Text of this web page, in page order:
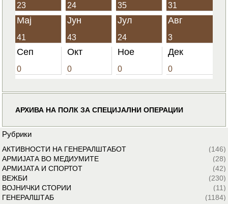
23 24 35 31
Мај
41
Јун
43
Јул
24
Авг
3
Сеп
0
Окт
0
Ное
0
Дек
0
АРХИВА НА ПОЛК ЗА СПЕЦИЈАЛНИ ОПЕРАЦИИ
Рубрики
АКТИВНОСТИ НА ГЕНЕРАЛШТАБОТ
(146)
АРМИЈАТА ВО МЕДИУМИТЕ
(28)
АРМИЈАТА И СПОРТОТ
(42)
ВЕЖБИ
(230)
ВОЈНИЧКИ СТОРИИ
(11)
ГЕНЕРАЛШТАБ
(1184)